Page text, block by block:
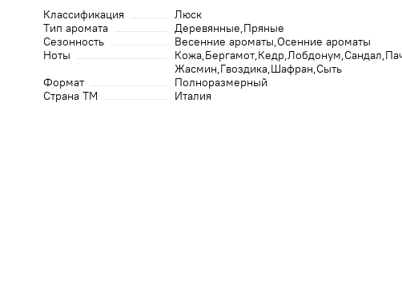
Классификация
Люск
Тип аромата
Деревянные Пряные
Сезонность
Весенние ароматы Осенние ароматы
Ноты
Кожа Бергамот Кедр Лобдонум Сандал
Жасмин Гвоздика Шафран Сыть
Формат
Полноразмерный
Страна ТМ
Италия